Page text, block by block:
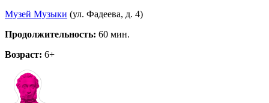
Музей Музыки (ул. Фадеева, д. 4)
Продолжительность: 60 мин.
Возраст: 6+